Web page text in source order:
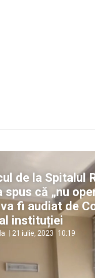
de la Spitalul
spus că „nu
fi audiat de
instituției
21 iulie, 2023 10:19